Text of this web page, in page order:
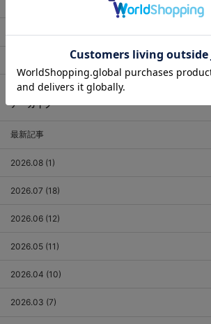
アーカイブ
最新記事
2026.08 (1)
2026.07 (18)
2026.06 (12)
2026.05 (11)
2026.04 (10)
2026.03 (7)